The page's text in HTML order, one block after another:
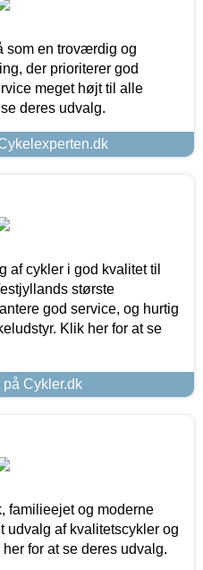
som en troværdig og
der prioriterer god
meget højt til alle
deres udvalg.
af cykler i god kvalitet til
største
god service, og hurtig
Klik her for at se
Cykler.dk
familieejet og moderne
udvalg af kvalitetscykler og
for at se deres udvalg.